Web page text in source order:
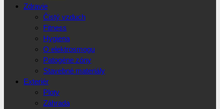
Zdravie
Čistý vzduch
Fitness
Hygiena
O elektrosmogu
Patogéne zóny
Stavebné materiály
Exteriér
Ploty
Záhrada